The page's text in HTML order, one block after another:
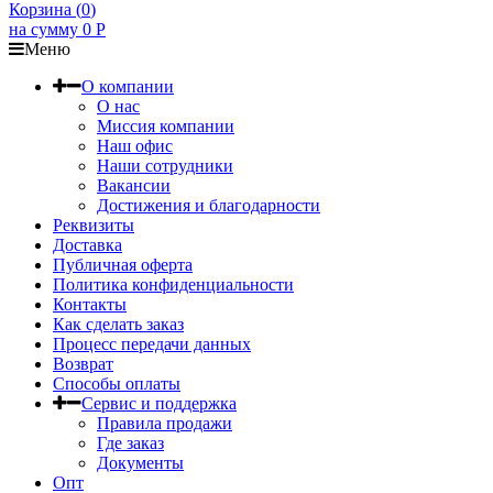
Корзина (0)
на сумму 0 Р
Меню
О компании
О нас
Миссия компании
Наш офис
Наши сотрудники
Вакансии
Достижения и благодарности
Реквизиты
Доставка
Публичная оферта
Политика конфиденциальности
Контакты
Как сделать заказ
Процесс передачи данных
Возврат
Способы оплаты
Сервис и поддержка
Правила продажи
Где заказ
Документы
Опт